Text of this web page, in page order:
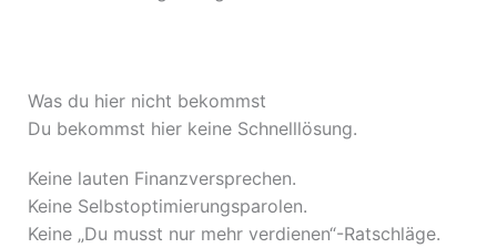
Was du hier nicht bekommst
Du bekommst hier keine Schnelllösung.
Keine lauten Finanzversprechen.
Keine Selbstoptimierungsparolen.
Keine „Du musst nur mehr verdienen“-Ratschläge.